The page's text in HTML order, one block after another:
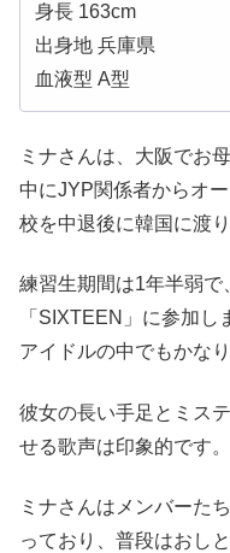
身長 163cm
出身地 兵庫県
血液型 A型
ミナさんは、大阪でお
中にJYP関係者からオ
校を中退後に韓国に渡
練習生期間は1年半弱で
「SIXTEEN」に参加
アイドルの中でもかな
彼女の長い手足とミス
せる歌声は印象的です。
ミナさんはメンバーた
っており、普段はおし